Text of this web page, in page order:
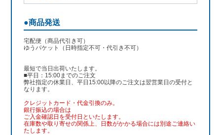
●商品発送
宅配便（商品代引き可）
ゆうパケット（日時指定不可・代引き不可）
最短で当日出荷いたします。
■平日：15:00までのご注文
弊社指定の休業日、平日15:00以降のご注文は翌営業日の受付と
なります。
クレジットカード・代金引換のみ。
銀行振込の場合は
ご入金確認日を受付日といたします。
在庫数や取り寄せの関係上、日数がかかる場合には別途ご連絡い
たします。